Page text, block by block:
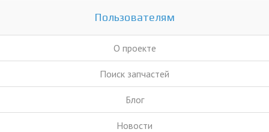
Пользователям
О проекте
Поиск запчастей
Блог
Новости